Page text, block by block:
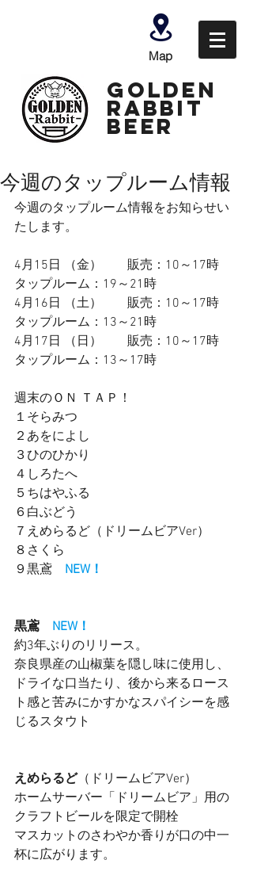
Map
GOLDEN
Rabbit
Beer
今週のタップルーム情報
今週のタップルーム情報をお知らせい
たします。
4月15日 （金）　　販売：10～17時
タップルーム：19～ 21時
4月16日 （土）  　  販売：10～17時
タップルーム：13～ 21時
4月17日 （日） 　   販売：10～17時
タップルーム：13～17時
週末のＯＮ ＴＡＰ！
１そらみつ
２あをによし
３ひのひかり
４しろたへ
５ちはやふる
６白ぶどう
７えめらるど（ドリームビアVer）
８さくら
９黒鳶 NEW！
黒鳶 NEW！
約3年ぶりのリリース。
奈良県産の山椒葉を隠し味に使用し、
ドライな口当たり、後から来るロース
ト感と苦みにかすかなスパイシーを感
じるスタウト
えめらるど（ドリームビアVer）
ホームサーバー「ドリームビア」用の
クラフトビールを限定で開栓
マスカットのさわやか香りが口の中一
杯に広がります。